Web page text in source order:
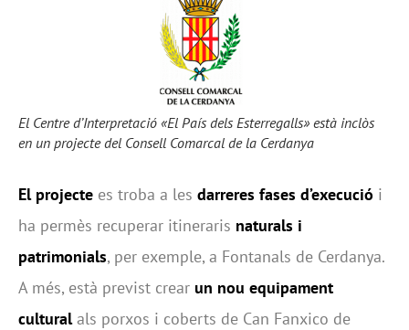
El Centre d’Interpretació «El País dels Esterregalls» està inclòs
en un projecte del Consell Comarcal de la Cerdanya
El projecte es troba a les darreres fases d’execució i
ha permès recuperar itineraris naturals i
patrimonials, per exemple, a Fontanals de Cerdanya.
A més, està previst crear un nou equipament
culturalals porxos i coberts de Can Fanxico de